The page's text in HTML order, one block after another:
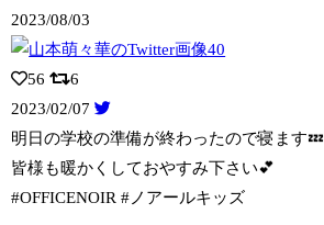
2023/08/03
56
6
2023/02/07
明日の学校の準備が終わったので寝ます💤
皆様も暖かくしておやすみ下さい💕
#OFFICENOIR #ノアールキッズ